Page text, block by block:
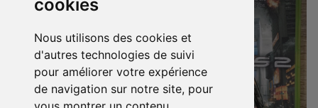
cookies
Nous utilisons des cookies et
d'autres technologies de suivi
pour améliorer votre expérience
de navigation sur notre site, pour